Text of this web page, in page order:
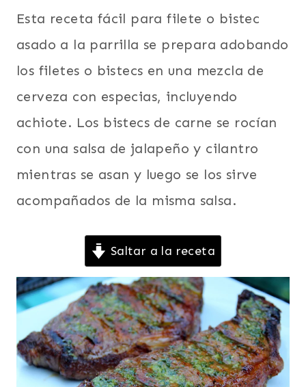
FÁCILES
LATINO/HISPANO
|
|
PRINCIPAL
Esta receta fácil para filete o bistec
asado a la parrilla se prepara adobando
los filetes o bistecs en una mezcla de
cerveza con especias, incluyendo
achiote. Los bistecs de carne se rocían
con una salsa de jalapeño y cilantro
mientras se asan y luego se los sirve
acompañados de la misma salsa.
Saltar a la receta